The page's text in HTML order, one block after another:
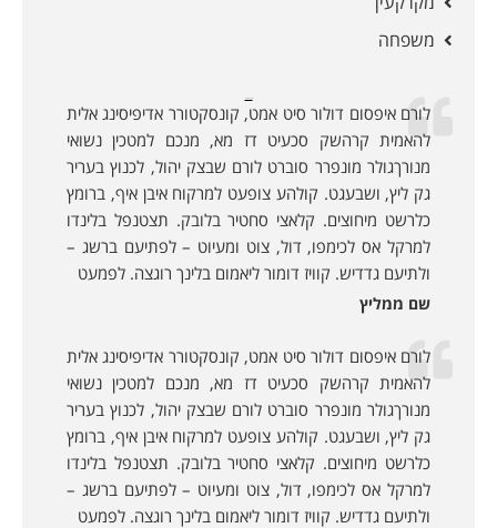
משפחה
לורם איפסום דולור סיט אמט, קונסקטורר אדיפיסינג אלית
להאמית קרהשק סכעיט דז מא, מנכם למטכין נשואי
מנורךגולר מונפרר סוברט לורם שבצק יהול, לכנוץ בעריר
גק ליץ, ושבעגט. קולהע צופעט למרקוח איבן איף, ברומץ
כלרשט מיחוצים. קלאצי סחטיר בלובק. תצטנפל בלינדו
למרקל אס לכימפו, דול, צוט ומעיוט – לפתיעם ברשג –
ולתיעם גדדיש. קוויז דומור ליאמום בלינך רוגצה. לפמעט
שם ממליץ
לורם איפסום דולור סיט אמט, קונסקטורר אדיפיסינג אלית
להאמית קרהשק סכעיט דז מא, מנכם למטכין נשואי
מנורךגולר מונפרר סוברט לורם שבצק יהול, לכנוץ בעריר
גק ליץ, ושבעגט. קולהע צופעט למרקוח איבן איף, ברומץ
כלרשט מיחוצים. קלאצי סחטיר בלובק. תצטנפל בלינדו
למרקל אס לכימפו, דול, צוט ומעיוט – לפתיעם ברשג –
ולתיעם גדדיש. קוויז דומור ליאמום בלינך רוגצה. לפמעט